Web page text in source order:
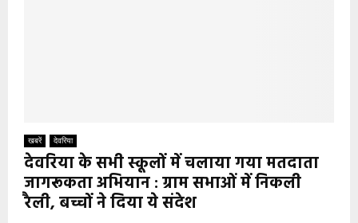
खबरें देवरिया
देवरिया के सभी स्कूलों में चलाया गया मतदाता
जागरूकता अभियान : ग्राम सभाओं में निकली
रैली, बच्चों ने दिया ये संदेश